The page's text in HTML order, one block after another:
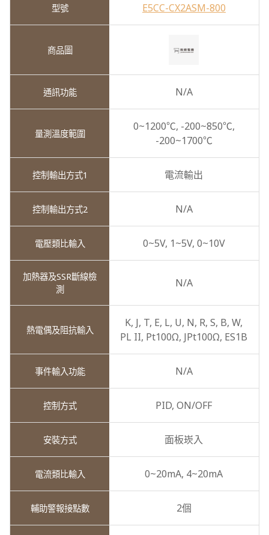
E5CC-CX2ASM-800
N/A
0~1200℃, -200~850℃,
-200~1700℃
電流輸出
N/A
0~5V, 1~5V, 0~10V
N/A
K, J, T, E, L, U, N, R,S, B,W,
PL II, Pt100Ω, JPt100Ω, ES1B
N/A
PID,ON/OFF
面板崁入
0~20mA, 4~20mA
2個